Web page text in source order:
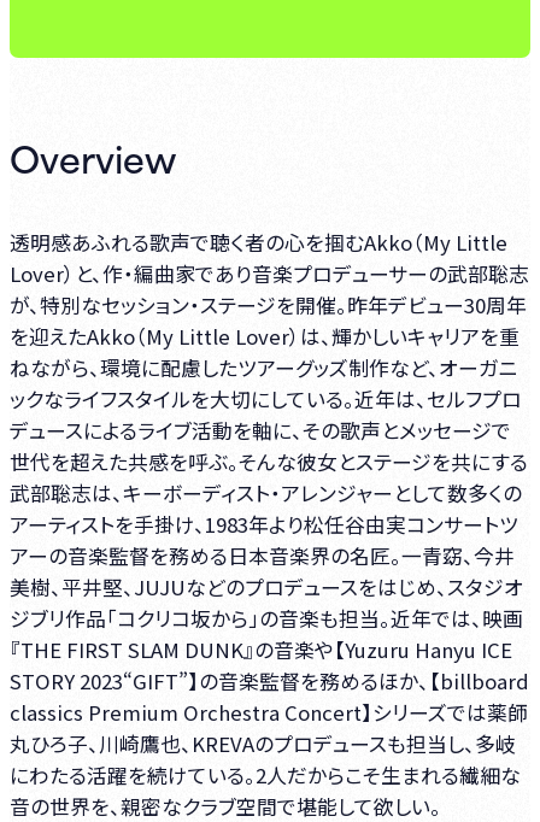
Overview
透明感あふれる歌声で聴く者の心を掴むAkko（My Little
Lover）と、作・編曲家であり音楽プロデューサーの武部聡志
が、特別なセッション・ステージを開催。昨年デビュー30周年
を迎えたAkko（My Little Lover）は、輝かしいキャリアを重
ねながら、環境に配慮したツアーグッズ制作など、オーガニ
ックなライフスタイルを大切にしている。近年は、セルフプロ
デュースによるライブ活動を軸に、その歌声とメッセージで
世代を超えた共感を呼ぶ。そんな彼女とステージを共にする
武部聡志は、キーボーディスト・アレンジャーとして数多くの
アーティストを手掛け、1983年より松任谷由実コンサートツ
アーの音楽監督を務める日本音楽界の名匠。一青窈、今井
美樹、平井堅、JUJUなどのプロデュースをはじめ、スタジオ
ジブリ作品「コクリコ坂から」の音楽も担当。近年では、映画
『THE FIRST SLAM DUNK』の音楽や【Yuzuru Hanyu ICE
STORY 2023“GIFT”】の音楽監督を務めるほか、【billboard
classics Premium Orchestra Concert】シリーズでは薬師
丸ひろ子、川崎鷹也、KREVAのプロデュースも担当し、多岐
にわたる活躍を続けている。2人だからこそ生まれる繊細な
音の世界を、親密なクラブ空間で堪能して欲しい。